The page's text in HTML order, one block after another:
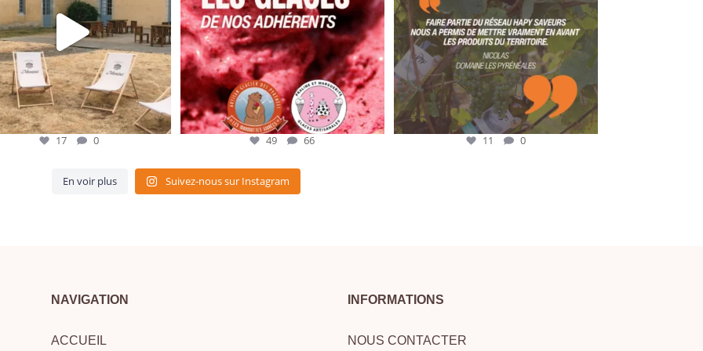
17 0 49 66 11 0
En voir plus Suivez-nous sur Instagram
NAVIGATION
ACCUEIL
INFORMATIONS
NOUS CONTACTER